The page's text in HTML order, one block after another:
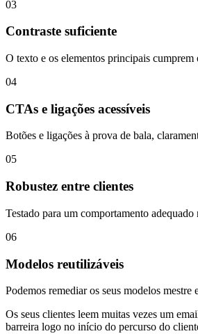
03
Contraste suficiente
O texto e os elementos principais
04
CTAs e ligações acessíveis
Botões e ligações à prova de bala,
05
Robustez entre clientes
Testado para um comportamento
06
Modelos reutilizáveis
Podemos remediar os seus modelos
Os seus clientes leem muitas vezes um
barreira logo no início do percurso do